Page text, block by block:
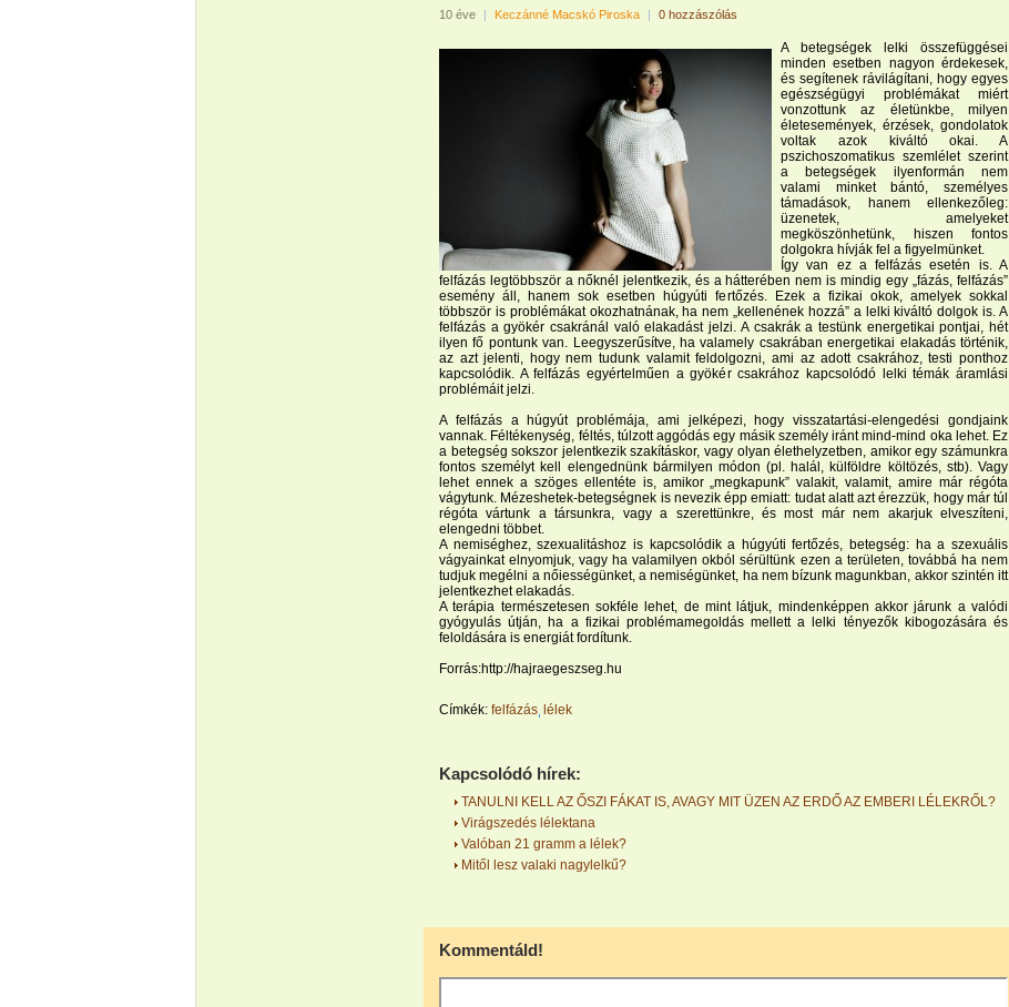
10 éve | Keczánné Macskó Piroska | 0 hozzászólás
A betegségek lelki összefüggései
minden esetben nagyon érdekesek,
és segítenek rávilágítani, hogy egyes
egészségügyi problémákat miért
vonzottunk az életünkbe, milyen
életesemények, érzések, gondolatok
voltak azok kiváltó okai. A
pszichoszomatikus szemlélet szerint
a betegségek ilyenformán nem
valami minket bántó, személyes
támadások, hanem ellenkezőleg:
üzenetek, amelyeket
megköszönhetünk, hiszen fontos
dolgokra hívják fel a figyelmünket.
Így van ez a felfázás esetén is. A
felfázás legtöbbször a nőknél jelentkezik, és a hátterében nem is mindig egy „fázás, felfázás”
esemény áll, hanem sok esetben húgyúti fertőzés. Ezek a fizikai okok, amelyek sokkal
többször is problémákat okozhatnának, ha nem „kellenének hozzá” a lelki kiváltó dolgok is. A
felfázás a gyökér csakránál való elakadást jelzi. A csakrák a testünk energetikai pontjai, hét
ilyen fő pontunk van. Leegyszerűsítve, ha valamely csakrában energetikai elakadás történik,
az azt jelenti, hogy nem tudunk valamit feldolgozni, ami az adott csakrához, testi ponthoz
kapcsolódik. A felfázás egyértelműen a gyökér csakrához kapcsolódó lelki témák áramlási
problémáit jelzi.
A felfázás a húgyút problémája, ami jelképezi, hogy visszatartási-elengedési gondjaink
vannak. Féltékenység, féltés, túlzott aggódás egy másik személy iránt mind-mind oka lehet. Ez
a betegség sokszor jelentkezik szakításkor, vagy olyan élethelyzetben, amikor egy számunkra
fontos személyt kell elengednünk bármilyen módon (pl. halál, külföldre költözés, stb). Vagy
lehet ennek a szöges ellentéte is, amikor „megkapunk” valakit, valamit, amire már régóta
vágytunk. Mézeshetek-betegségnek is nevezik épp emiatt: tudat alatt azt érezzük, hogy már túl
régóta vártunk a társunkra, vagy a szerettünkre, és most már nem akarjuk elveszíteni,
elengedni többet.
A nemiséghez, szexualitáshoz is kapcsolódik a húgyúti fertőzés, betegség: ha a szexuális
vágyainkat elnyomjuk, vagy ha valamilyen okból sérültünk ezen a területen, továbbá ha nem
tudjuk megélni a nőiességünket, a nemiségünket, ha nem bízunk magunkban, akkor szintén itt
jelentkezhet elakadás.
A terápia természetesen sokféle lehet, de mint látjuk, mindenképpen akkor járunk a valódi
gyógyulás útján, ha a fizikai problémamegoldás mellett a lelki tényezők kibogozására és
feloldására is energiát fordítunk.
Forrás:http://hajraegeszseg.hu
Címkék: felfázás lélek
Kapcsolódó hírek:
TANULNI KELL AZ ŐSZI FÁKAT IS, AVAGY MIT ÜZEN AZ ERDŐ AZ EMBERI LÉLEKRŐL?
Virágszedés lélektana
Valóban 21 gramm a lélek?
Mitől lesz valaki nagylelkű?
Kommentáld!